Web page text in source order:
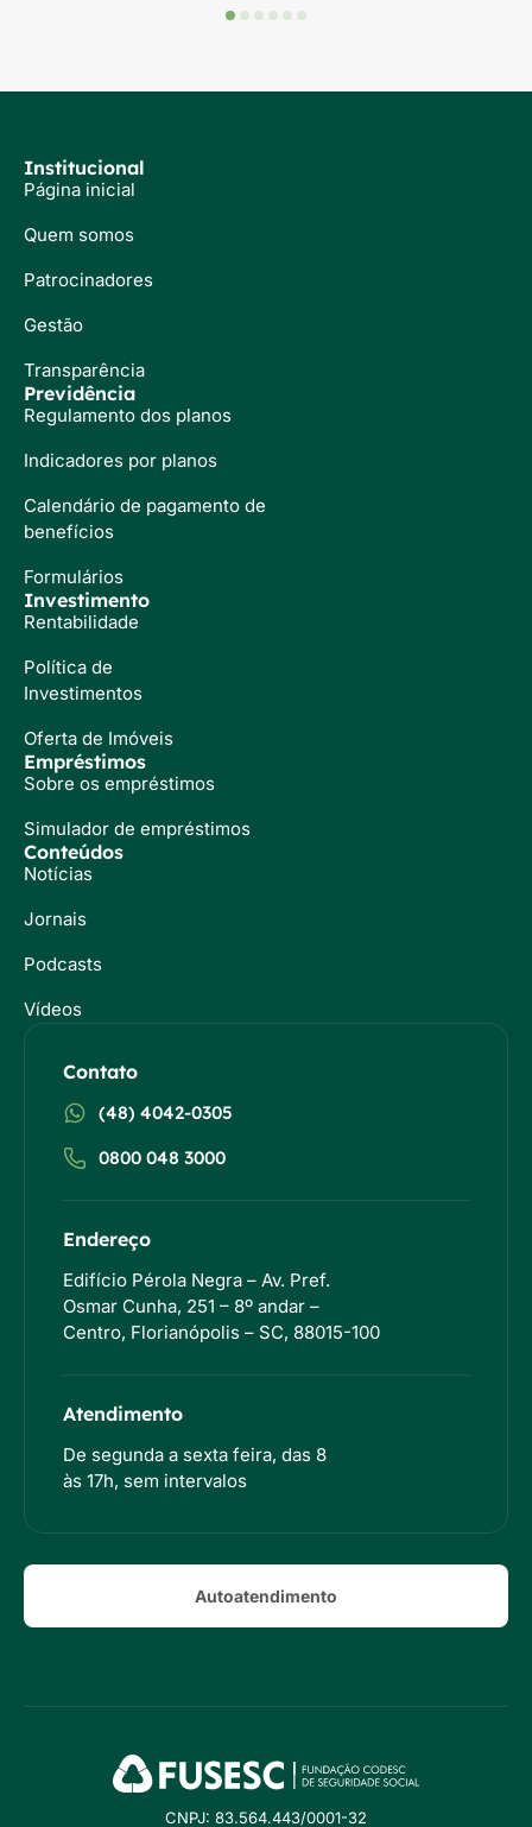
Institucional
Página inicial
Quem somos
Patrocinadores
Gestão
Transparência
Previdência
Regulamento dos planos
Indicadores por planos
Calendário de pagamento de
benefícios
Formulários
Investimento
Rentabilidade
Política de
Investimentos
Oferta de Imóveis
Empréstimos
Sobre os empréstimos
Simulador de empréstimos
Conteúdos
Notícias
Jornais
Podcasts
Vídeos
Contato
(48) 4042-0305
0800 048 3000
Endereço
Edifício Pérola Negra – Av. Pref.
Osmar Cunha, 251 – 8º andar –
Centro, Florianópolis – SC, 88015-100
Atendimento
De segunda a sexta feira, das 8
às 17h, sem intervalos
Autoatendimento
CNPJ: 83.564.443/0001-32